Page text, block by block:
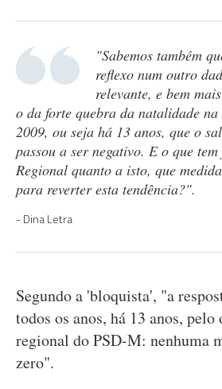
"Sabemos também
reflexo num outro
relevante, e bem
o da forte quebra da natalidade na
2009, ou seja há 13 anos, que o
passou a ser negativo. E o que
Regional quanto a isto, que
para reverter esta tendência?".
Dina Letra
Segundo a 'bloquista', "a
todos os anos, há 13 anos, pelo
regional do PSD-M: nenhuma
zero".